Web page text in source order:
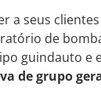
a seus
de
guindauto e
de grupo